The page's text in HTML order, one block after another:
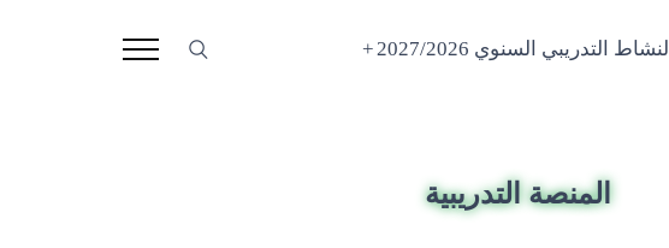
النشاط التدريبي السنوي 2027/2026
المنصة التدريبية